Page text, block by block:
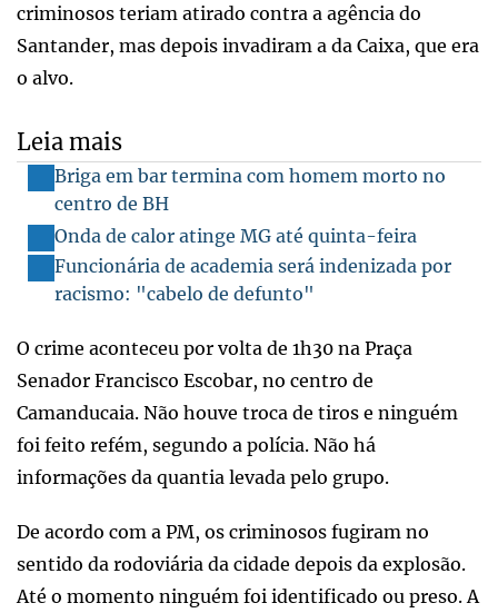
criminosos teriam atirado contra a agência do
Santander, mas depois invadiram a da Caixa, que era
o alvo.
Leia mais
Briga em bar termina com homem morto no
centro de BH
Onda de calor atinge MG até quinta-feira
Funcionária de academia será indenizada por
racismo: "cabelo de defunto"
O crime aconteceu por volta de 1h30 na Praça
Senador Francisco Escobar, no centro de
Camanducaia. Não houve troca de tiros e ninguém
foi feito refém, segundo a polícia. Não há
informações da quantia levada pelo grupo.
De acordo com a PM, os criminosos fugiram no
sentido da rodoviária da cidade depois da explosão.
Até o momento ninguém foi identificado ou preso. A